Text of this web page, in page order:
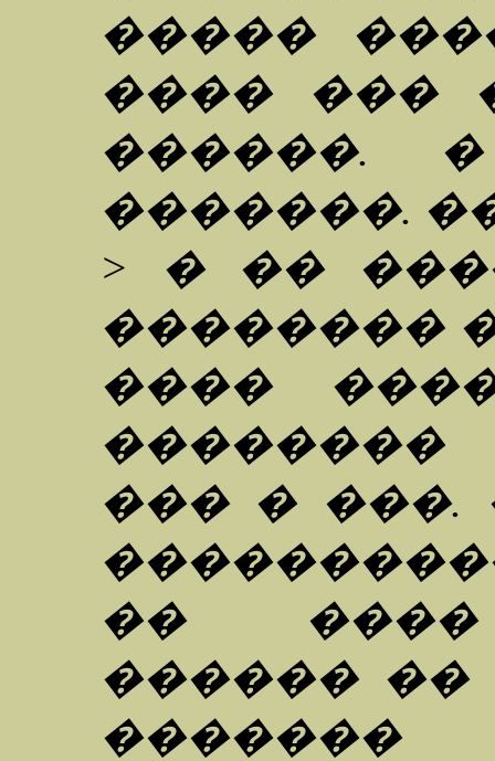
�����
���� ���
������.
�������.
> � ��
��������
����
��������
��� � ���.
�� ����
������ ��